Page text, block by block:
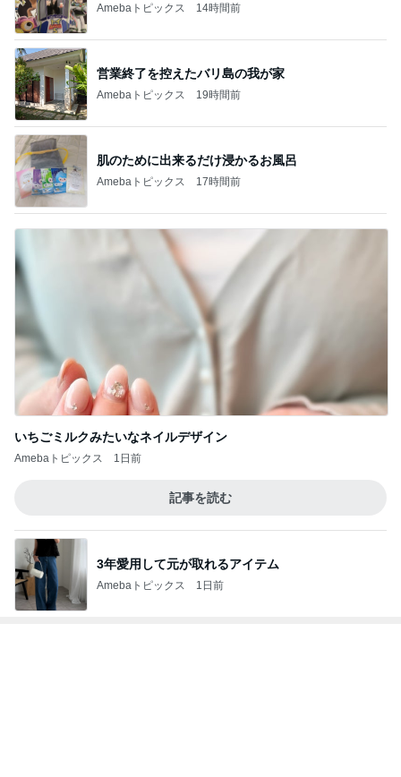
Amebaトピックス 14時間前
営業終了を控えたバリ島の我が家
Amebaトピックス 19時間前
肌のために出来るだけ浸かるお風呂
Amebaトピックス 17時間前
いちごミルクみたいなネイルデザイン
Amebaトピックス 1日前
記事を読む
3年愛用して元が取れるアイテム
Amebaトピックス 1日前